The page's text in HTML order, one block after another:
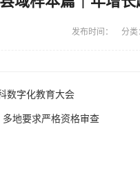
发布时间： 分类
数字化教育大会
地要求严格资格审查